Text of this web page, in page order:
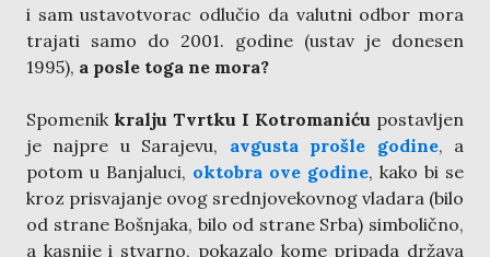
i sam ustavotvorac odlučio da valutni odbor mora
trajati samo do 2001. godine (ustav je donesen
1995), a posle toga ne mora?
Spomenik kralju Tvrtku I Kotromaniću postavljen
je najpre u Sarajevu, avgusta prošle godine, a
potom u Banjaluci, oktobra ove godine, kako bi se
kroz prisvajanje ovog srednjovekovnog vladara (bilo
od strane Bošnjaka, bilo od strane Srba) simbolično,
a kasnije i stvarno, pokazalo kome pripada država